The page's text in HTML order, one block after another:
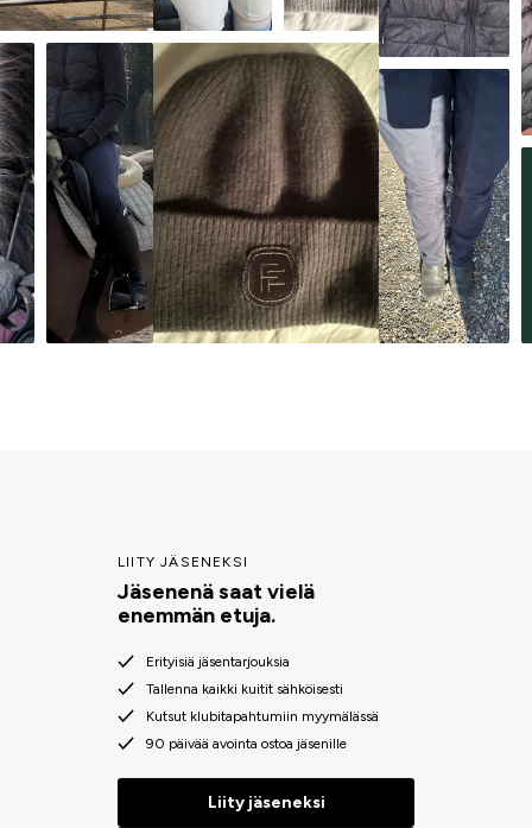
LIITY JÄSENEKSI
Jäsenenä saat vielä
enemmän etuja.
Erityisiä jäsentarjouksia
Tallenna kaikki kuitit sähköisesti
Kutsut klubitapahtumiin myymälässä
90 päivää avointa ostoa jäsenille
Liity jäseneksi